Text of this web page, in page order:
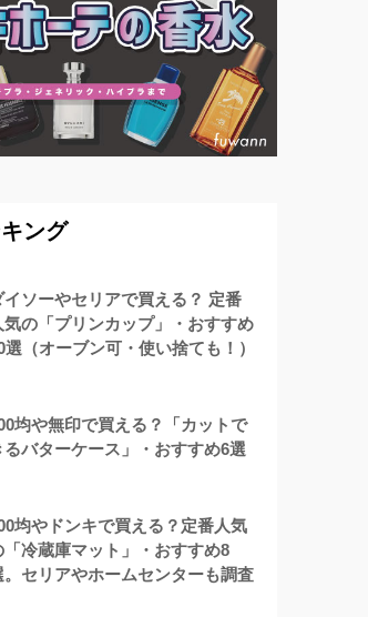
ング
イソーやセリアで買える？ 定番
気の「プリンカップ」・おすすめ
選（オーブン可・使い捨ても！）
均や無印で買える？「カットで
るバターケース」・おすすめ6選
均やドンキで買える？定番人気
「冷蔵庫マット」・おすすめ8
。セリアやホームセンターも調査